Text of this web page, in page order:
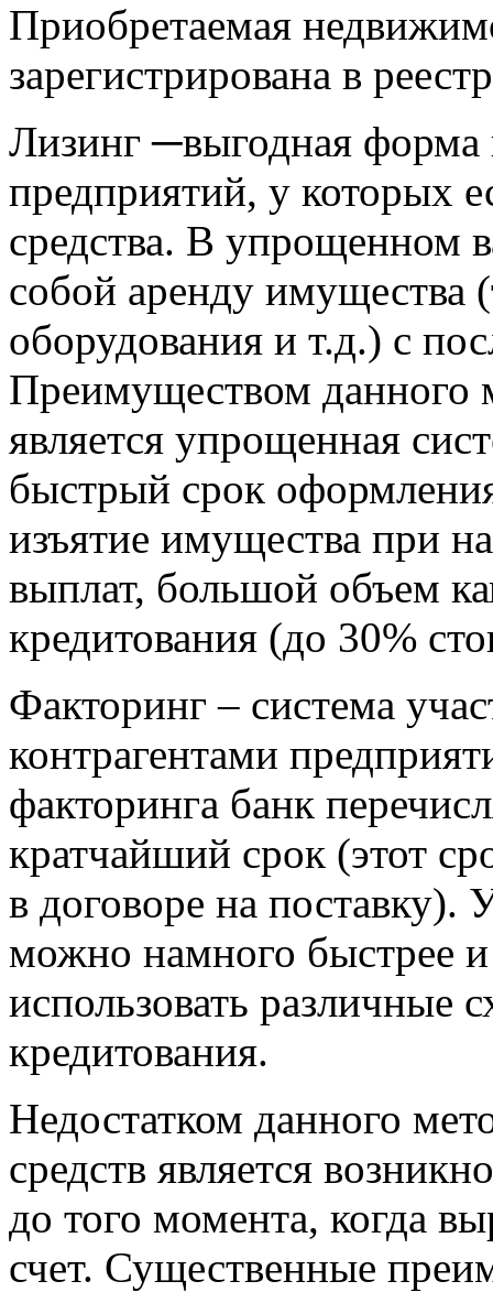
Приобретаемая
зарегистрирована в
Лизинг ─выгодная форма
предприятий, у которых
средства. В упрощенном
собой аренду имущества
оборудования и т.д.) с
Преимуществом данного
является упрощенная
быстрый срок
изъятие имущества при
выплат, большой объем
кредитования (до 30%
Факторинг – система
контрагентами
факторинга банк
кратчайший срок (этот
в договоре на поставку).
можно намного быстрее
использовать различные
кредитования.
Недостатком данного
средств является
до того момента, когда
счет. Существенные